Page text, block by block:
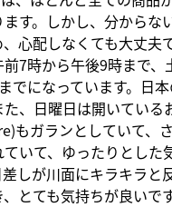
す。しかし、分から
心配しなくても大丈夫
7時から午後9時まで、
でになっています。日
、日曜日は開いてい
もガランとしていて、
いて、ゆったりとし
しが川面にキラキラ
とても気持ちが良いです